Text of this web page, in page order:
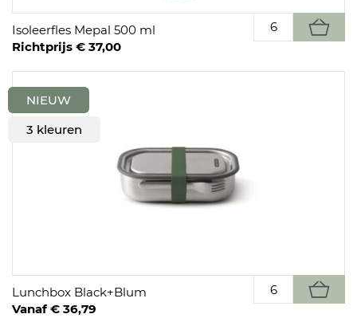
Isoleerfles Mepal 500 ml
Richtprijs € 37,00
NIEUW
3 kleuren
Lunchbox Black+Blum
Vanaf € 36,79